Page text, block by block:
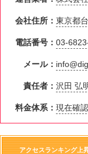
会社住所：東京都
電話番号：03-
メール：
責任者：沢田 弘
料金体系：現在確
アクセスランキング上